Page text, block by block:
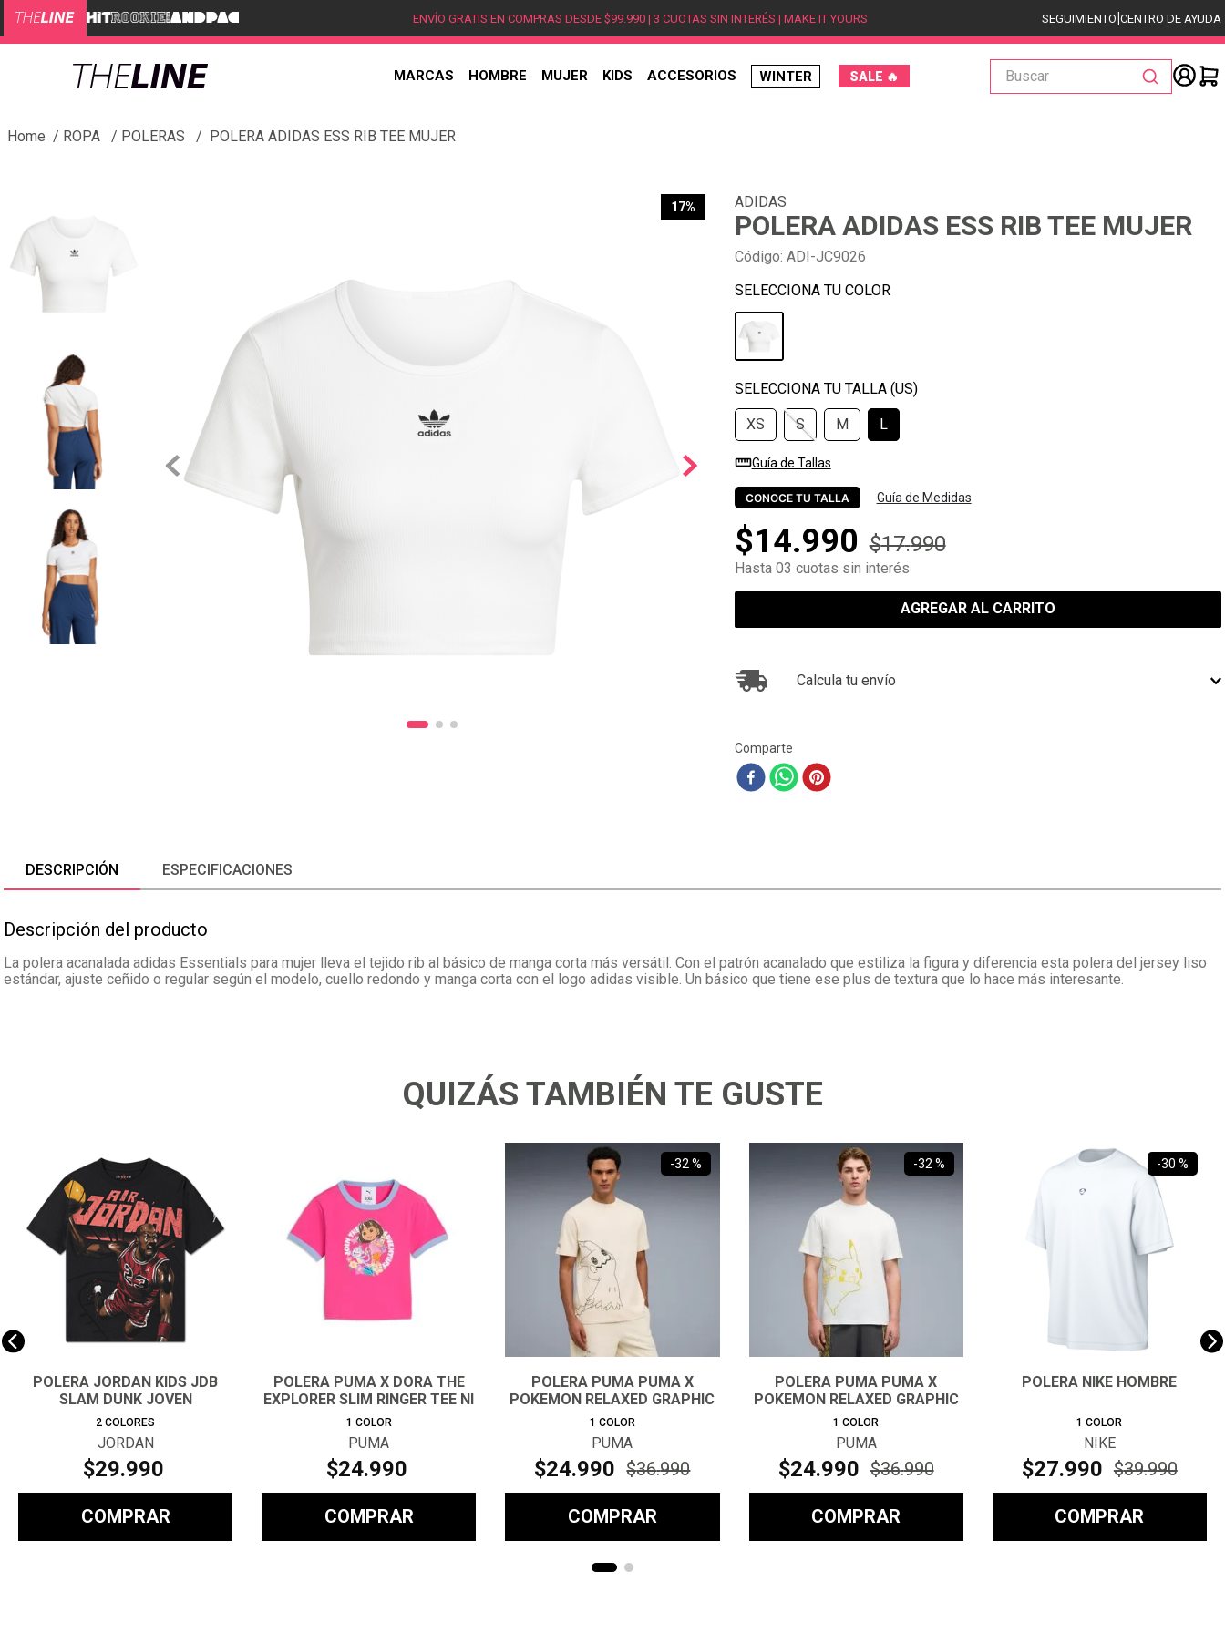
ENVÍO GRATIS EN COMPRAS DESDE $99.990 | 3 CUOTAS SIN INTERÉS | MAKE IT YOURS SEGUIMIENTO|CENTRO DE AYUDA
MARCAS HOMBRE MUJER KIDS ACCESORIOS WINTER SALE 🔥
Buscar
ROPA POLERAS POLERA ADIDAS ESS RIB TEE MUJER
17% ADIDAS
POLERA ADIDAS ESS RIB TEE MUJER
Código: ADI-JC9026
XS S M L
Guía de Tallas
CONOCE TU TALLA Guía de Medidas
$14.990 $17.990
Hasta 03 cuotas sin interés
AGREGAR AL CARRITO
Calcula tu envío
Comparte
DESCRIPCIÓN ESPECIFICACIONES
Descripción del producto
La polera acanalada adidas Essentials para mujer lleva el tejido rib al básico de manga corta más versátil. Con el patrón acanalado que estiliza la figura y diferencia esta polera del jersey liso
estándar, ajuste ceñido o regular según el modelo, cuello redondo y manga corta con el logo adidas visible. Un básico que tiene ese plus de textura que lo hace más interesante.
QUIZÁS TAMBIÉN TE GUSTE
POLERA JORDAN KIDS JDB
SLAM DUNK JOVEN
2 COLORES
JORDAN
$29.990
COMPRAR
POLERA PUMA X DORA THE
EXPLORER SLIM RINGER TEE NI
1 COLOR
PUMA
$24.990
COMPRAR
-32 %
POLERA PUMA PUMA X
POKEMON RELAXED GRAPHIC
TEE HOM
1 COLOR
PUMA
$24.990 $36.990
COMPRAR
-32 %
POLERA PUMA PUMA X
POKEMON RELAXED GRAPHIC
TEE HOM
1 COLOR
PUMA
$24.990 $36.990
COMPRAR
-30 %
POLERA NIKE HOMBRE
1 COLOR
NIKE
$27.990 $39.990
COMPRAR